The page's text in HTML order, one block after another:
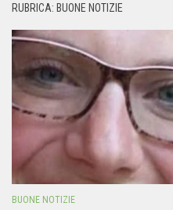
RUBRICA: BUONE NOTIZIE
BUONE NOTIZIE